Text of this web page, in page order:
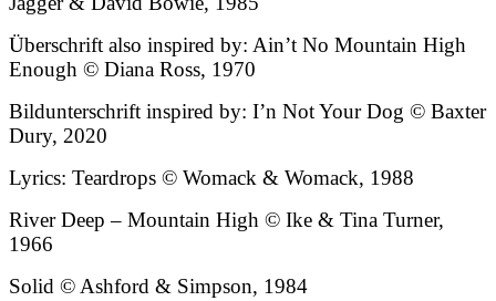
Überschrift also inspired by: Ain’t No Mountain High
Enough © Diana Ross, 1970
Bildunterschrift inspired by: I’n Not Your Dog © Baxter
Dury, 2020
Lyrics: Teardrops © Womack & Womack, 1988
River Deep – Mountain High © Ike & Tina Turner,
1966
Solid © Ashford & Simpson, 1984